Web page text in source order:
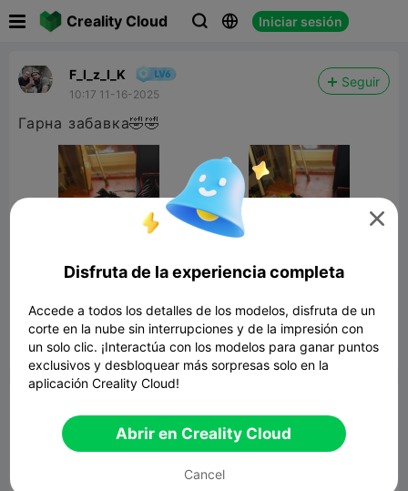
Creality Cloud   Iniciar sesión
F_I_z_I_K
10:17 11-16-2025
Seguir
Гарна забавка🤣🤣
 Reporte 3  1 

Disfruta de la experiencia completa
Accede a todos los detalles de los modelos, disfruta de un
corte en la nube sin interrupciones y de la impresión con
un solo clic. ¡Interactúa con los modelos para ganar puntos
exclusivos y desbloquear más sorpresas solo en la
aplicación Creality Cloud!
Abrir en Creality Cloud
Cancel